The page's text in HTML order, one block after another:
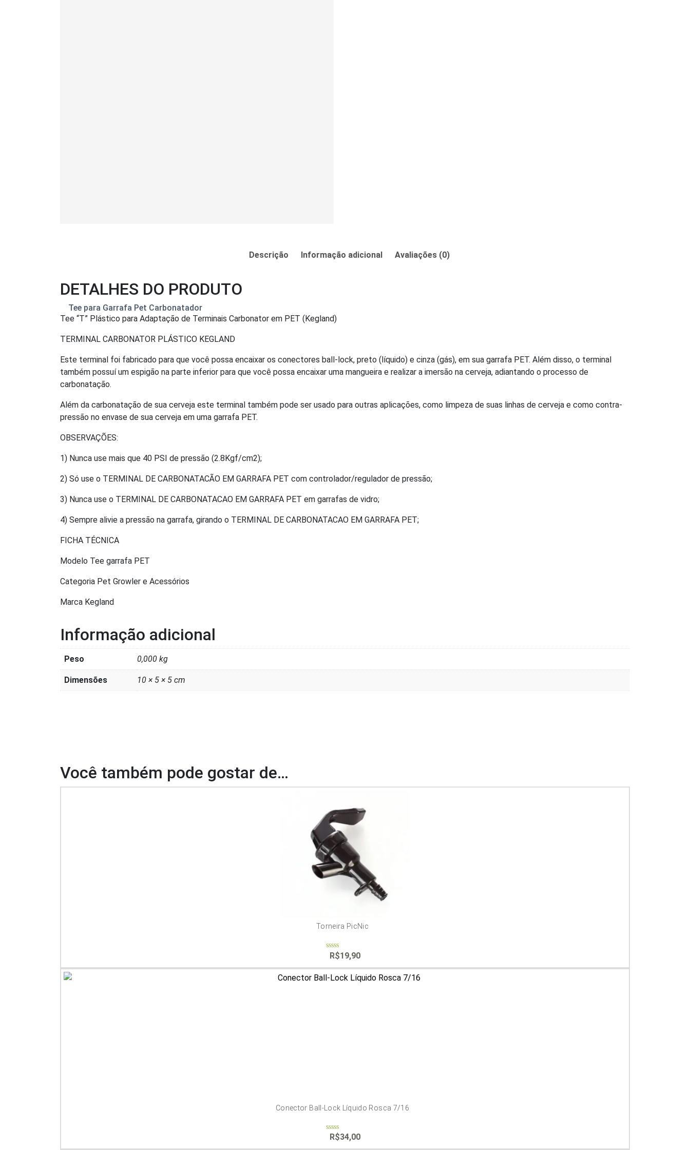
Descrição Informação adicional Avaliações (0)
DETALHES DO PRODUTO
Tee para Garrafa Pet Carbonatador
Tee “T” Plástico para Adaptação de Terminais Carbonator em PET (Kegland)
TERMINAL CARBONATOR PLÁSTICO KEGLAND
Este terminal foi fabricado para que você possa encaixar os conectores ball-lock, preto (líquido) e cinza (gás), em sua garrafa PET. Além disso, o terminal
também possuí um espigão na parte inferior para que você possa encaixar uma mangueira e realizar a imersão na cerveja, adiantando o processo de
carbonatação.
Além da carbonatação de sua cerveja este terminal também pode ser usado para outras aplicações, como limpeza de suas linhas de cerveja e como contra-
pressão no envase de sua cerveja em uma garrafa PET.
OBSERVAÇÕES:
1) Nunca use mais que 40 PSI de pressão (2.8Kgf/cm2);
2) Só use o TERMINAL DE CARBONATACÃO EM GARRAFA PET com controlador/regulador de pressão;
3) Nunca use o TERMINAL DE CARBONATACAO EM GARRAFA PET em garrafas de vidro;
4) Sempre alivie a pressão na garrafa, girando o TERMINAL DE CARBONATACAO EM GARRAFA PET;
FICHA TÉCNICA
Modelo Tee garrafa PET
Categoria Pet Growler e Acessórios
Marca Kegland
Informação adicional
Peso 0,000 kg
Dimensões 10 × 5 × 5 cm
Você também pode gostar de…
Torneira PicNic
out
of
5
R$19,90
Conector Ball-Lock Líquido Rosca 7/16
R$34,00